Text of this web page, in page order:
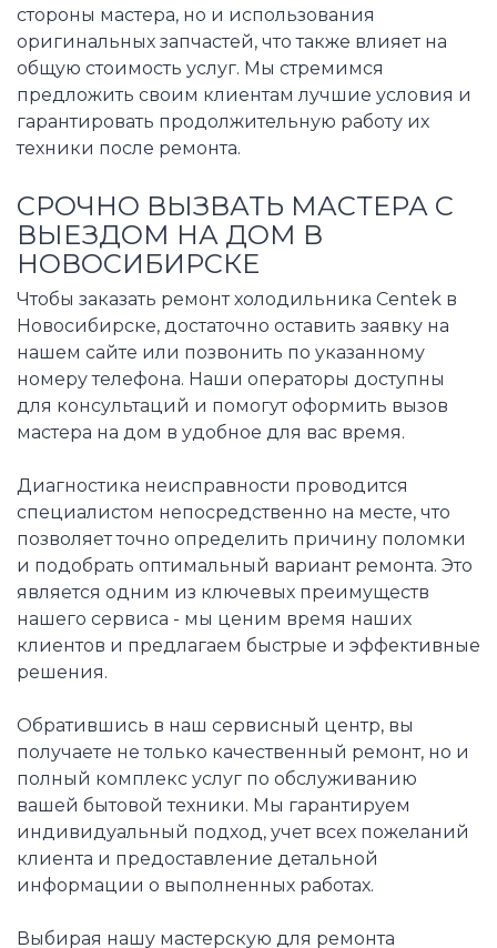
стороны мастера, но и использования
оригинальных запчастей, что также влияет на
общую стоимость услуг. Мы стремимся
предложить своим клиентам лучшие условия и
гарантировать продолжительную работу их
техники после ремонта.
СРОЧНО ВЫЗВАТЬ МАСТЕРА С
ВЫЕЗДОМ НА ДОМ В
НОВОСИБИРСКЕ
Чтобы заказать ремонт холодильника Centek в
Новосибирске, достаточно оставить заявку на
нашем сайте или позвонить по указанному
номеру телефона. Наши операторы доступны
для консультаций и помогут оформить вызов
мастера на дом в удобное для вас время.
Диагностика неисправности проводится
специалистом непосредственно на месте, что
позволяет точно определить причину поломки
и подобрать оптимальный вариант ремонта. Это
является одним из ключевых преимуществ
нашего сервиса - мы ценим время наших
клиентов и предлагаем быстрые и эффективные
решения.
Обратившись в наш сервисный центр, вы
получаете не только качественный ремонт, но и
полный комплекс услуг по обслуживанию
вашей бытовой техники. Мы гарантируем
индивидуальный подход, учет всех пожеланий
клиента и предоставление детальной
информации о выполненных работах.
Выбирая нашу мастерскую для ремонта